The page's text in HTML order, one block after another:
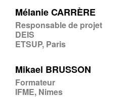
Mélanie CARRÈRE
Responsable de projet
DEIS
ETSUP, Paris
Mikael BRUSSON
Formateur
IFME, Nimes